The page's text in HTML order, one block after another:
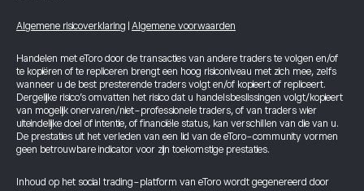
Algemene risicoverklaring Algemene voorwaarden
Handelen met eToro door de transacties van andere traders te volgen en/of
te kopiëren of te repliceren brengt een hoog risiconiveau met zich mee, zelfs
wanneer u de best presterende traders volgt en/of kopieert of repliceert.
Dergelijke risico’s omvatten het risico dat u handelsbeslissingen volgt/kopieert
van mogelijk onervaren/niet-professionele traders, of van traders wier
uiteindelijke doel of intentie, of financiële status, kan verschillen van die van u.
De prestaties uit het verleden van een lid van de eToro-community vormen
geen betrouwbare indicator voor zijn toekomstige prestaties.
Inhoud op het social trading-platform van eToro wordt gegenereerd door